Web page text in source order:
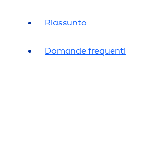
Riassunto
Domande frequenti